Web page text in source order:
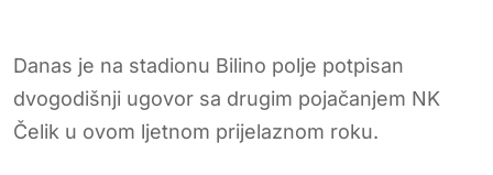
Danas je na stadionu Bilino polje potpisan
dvogodišnji ugovor sa drugim pojačanjem NK
Čelik u ovom ljetnom prijelaznom roku.